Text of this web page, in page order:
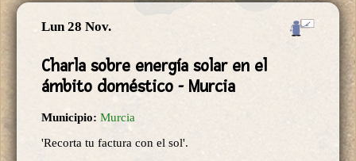
Lun 28 Nov.
Charla sobre energía solar en el
ámbito doméstico - Murcia
Municipio: Murcia
'Recorta tu factura con el sol'.